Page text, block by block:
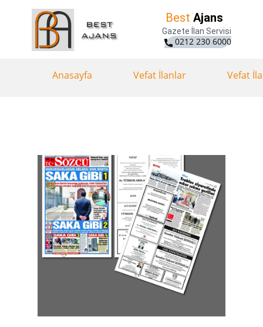
Best Ajans
Gazete İlan Servisi
0212 230 6000
Anasayfa Vefat İlanlar Vefat